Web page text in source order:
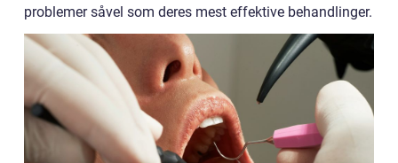
problemer såvel som deres mest effektive behandlinger.